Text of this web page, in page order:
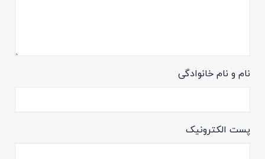
نام و نام خانوادگی
پست الکترونیک